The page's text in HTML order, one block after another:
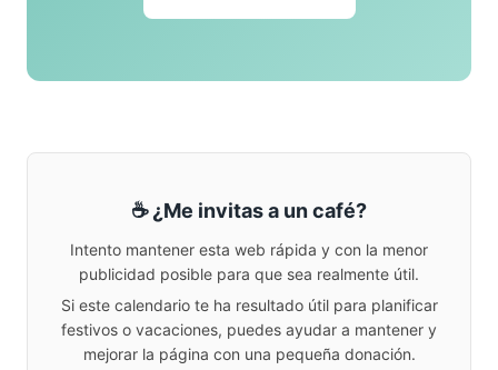
☕ ¿Me invitas a un café?
Intento mantener esta web rápida y con la menor
publicidad posible para que sea realmente útil.
Si este calendario te ha resultado útil para planificar
festivos o vacaciones, puedes ayudar a mantener y
mejorar la página con una pequeña donación.